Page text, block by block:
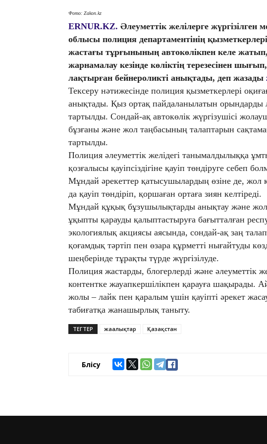
Фото: Zakon.kz
ERNUR.KZ. Әлеуметтік желілерге
облысы полиция департаментінің
жастағы тұрғынының автокөлікпен келе
жарнамалау кезінде көліктің терезесінен
лақтырған бейнероликті анықтады, деп жазады
Тексеру нәтижесінде полиция қызметкерлері
анықтады. Қыз ортақ пайдаланылатын орындарды
тартылды. Сондай-ақ автокөлік жүргізушісі
бұзғаны және жол таңбасының талаптарын
тартылды.
Полиция әлеуметтік желідегі танымалдылыққа
қозғалысы қауіпсіздігіне қауіп төндіруге себеп
Мұндай әрекеттер қатысушылардың өзіне де,
да қауіп төндіріп, қоршаған ортаға зиян келтіреді.
Мұндай құқық бұзушылықтарды анықтау және
ұқыпты қарауды қалыптастыруға бағытталған
экологиялық акциясы аясында, сондай-ақ заң
қоғамдық тәртіп пен өзара құрметті нығайтуды
шеңберінде тұрақты түрде жүргізілуде.
Полиция жастарды, блогерлерді және әлеуметтік
контентке жауапкершілікпен қарауға шақырады.
жолы – лайк пен қаралым үшін қауіпті әрекет
табиғатқа жанашырлық таныту.
ТЕГТЕР жаңалықтар Қазақстан
Бөлісу